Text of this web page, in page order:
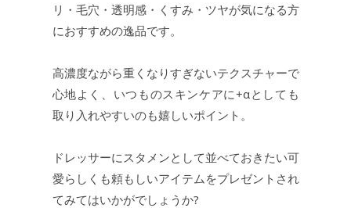
リ・毛穴・透明感・くすみ・ツヤが気になる方
におすすめの逸品です。
高濃度ながら重くなりすぎないテクスチャーで
心地よく、いつものスキンケアに+αとしても
取り入れやすいのも嬉しいポイント。
ドレッサーにスタメンとして並べておきたい可
愛らしくも頼もしいアイテムをプレゼントされ
てみてはいかがでしょうか?